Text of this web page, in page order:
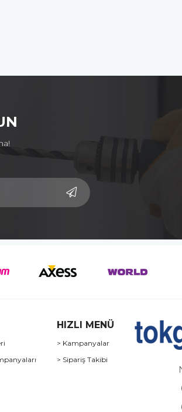
HIZLI MENÜ
> Kampanyalar
> Sipariş Takibi